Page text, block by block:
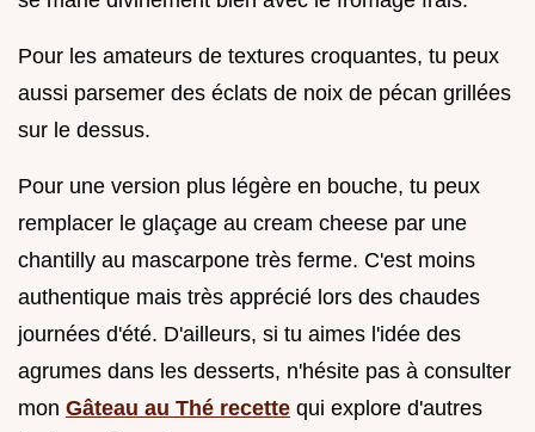
Pour les amateurs de textures croquantes, tu peux
aussi parsemer des éclats de noix de pécan grillées
sur le dessus.
Pour une version plus légère en bouche, tu peux
remplacer le glaçage au cream cheese par une
chantilly au mascarpone très ferme. C'est moins
authentique mais très apprécié lors des chaudes
journées d'été. D'ailleurs, si tu aimes l'idée des
agrumes dans les desserts, n'hésite pas à consulter
mon Gâteau au Thé recette qui explore d'autres